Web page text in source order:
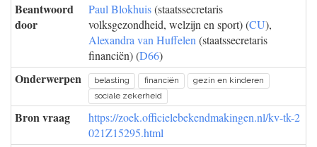
Beantwoord
door
Paul Blokhuis(staatssecretaris
volksgezondheid, welzijn en sport) (CU),
Alexandra van Huffelen (staatssecretaris
financiën) (D66)
Onderwerpen belasting financiën
gezin en kinderen
sociale zekerheid
Bron vraag
https://zoek.officielebekendmakingen.nl/kv-tk-2
021Z15295.html